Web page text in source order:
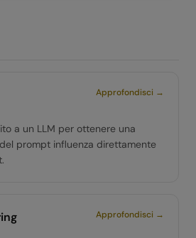
Approfondisci →
a un LLM per ottenere una
prompt influenza direttamente
Approfondisci →